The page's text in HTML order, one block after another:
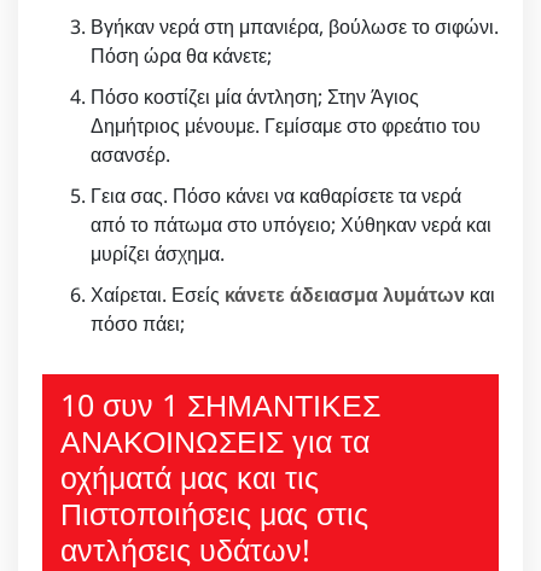
Βγήκαν νερά στη μπανιέρα, βούλωσε το σιφώνι.
Πόση ώρα θα κάνετε;
Πόσο κοστίζει μία άντληση; Στην Άγιος
Δημήτριος μένουμε. Γεμίσαμε στο φρεάτιο του
ασανσέρ.
Γεια σας. Πόσο κάνει να καθαρίσετε τα νερά
από το πάτωμα στο υπόγειο; Χύθηκαν νερά και
μυρίζει άσχημα.
Χαίρεται. Εσείς κάνετε άδειασμα λυμάτων και
πόσο πάει;
10 συν 1 ΣΗΜΑΝΤΙΚΕΣ
ΑΝΑΚΟΙΝΩΣΕΙΣ για τα
οχήματά μας και τις
Πιστοποιήσεις μας στις
αντλήσεις υδάτων!